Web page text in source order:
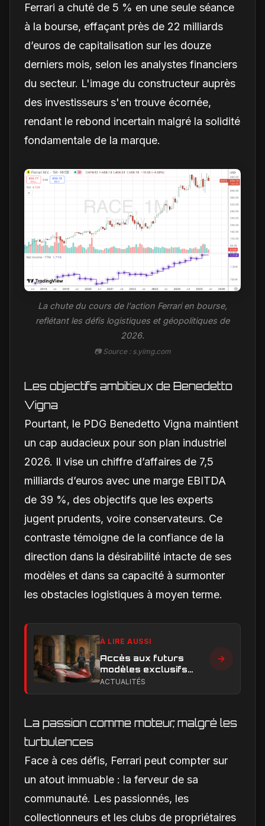
Ferrari a chuté de 5 % en une seule séance
à la bourse, effaçant près de 22 milliards
d’euros de capitalisation sur les douze
derniers mois, selon les analystes financiers
du secteur. L'image du constructeur auprès
des investisseurs s'en trouve écornée,
rendant le rebond incertain malgré la solidité
fondamentale de la marque.
La chute du cours de l'action Ferrari en bourse,
reflétant les défis logistiques et géopolitiques de
2026.
📷 Source : s.yimg.com
Les objectifs ambitieux de Benedetto
Vigna
Pourtant, le PDG Benedetto Vigna maintient
un cap audacieux pour son plan industriel
2026. Il vise un chiffre d’affaires de 7,5
milliards d’euros avec une marge EBITDA
de 39 %, des objectifs que les experts
jugent prudents, voire conservateurs. Ce
contraste témoigne de la confiance de la
direction dans la désirabilité intacte de ses
modèles et dans sa capacité à surmonter
les obstacles logistiques à moyen terme.
À LIRE AUSSI
Accès aux futurs
modèles exclusifs
Ferrari : l'achat
ACTUALITÉS
La passion comme moteur, malgré les
turbulences
Face à ces défis, Ferrari peut compter sur
un atout immuable : la ferveur de sa
communauté. Les passionnés, les
collectionneurs et les clubs de propriétaires